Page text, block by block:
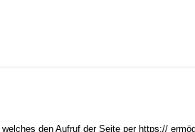
den Aufruf der Seite per https://